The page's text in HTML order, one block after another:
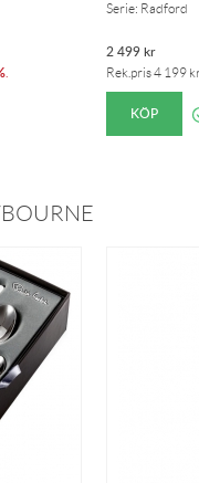
Serie: Radford
2 499kr
Rek.pris4 199 kr
KÖP